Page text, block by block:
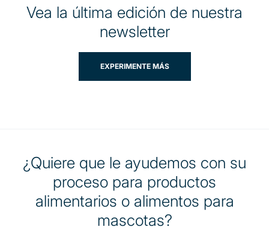
Vea la última edición de nuestra
newsletter
EXPERIMENTE MÁS
¿Quiere que le ayudemos con su
proceso para productos
alimentarios o alimentos para
mascotas?